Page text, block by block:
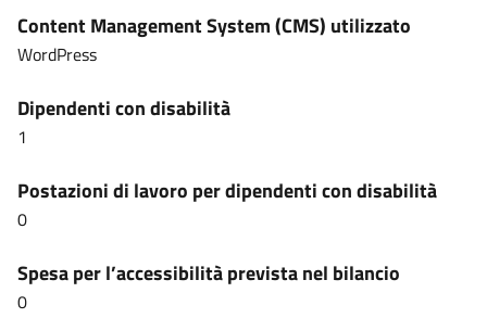
Content Management System (CMS) utilizzato
WordPress
Dipendenti con disabilità
1
Postazioni di lavoro per dipendenti con disabilità
0
Spesa per l’accessibilità prevista nel bilancio
0